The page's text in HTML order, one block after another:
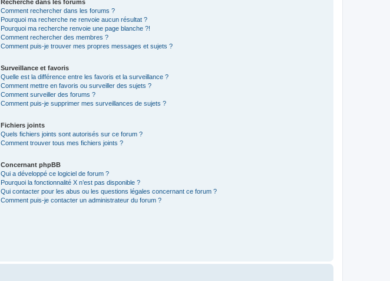
Recherche dans les forums
Comment rechercher dans les forums ?
Pourquoi ma recherche ne renvoie aucun résultat ?
Pourquoi ma recherche renvoie une page blanche ?!
Comment rechercher des membres ?
Comment puis-je trouver mes propres messages et sujets ?
Surveillance et favoris
Quelle est la différence entre les favoris et la surveillance ?
Comment mettre en favoris ou surveiller des sujets ?
Comment surveiller des forums ?
Comment puis-je supprimer mes surveillances de sujets ?
Fichiers joints
Quels fichiers joints sont autorisés sur ce forum ?
Comment trouver tous mes fichiers joints ?
Concernant phpBB
Qui a développé ce logiciel de forum ?
Pourquoi la fonctionnalité X n’est pas disponible ?
Qui contacter pour les abus ou les questions légales concernant ce forum ?
Comment puis-je contacter un administrateur du forum ?